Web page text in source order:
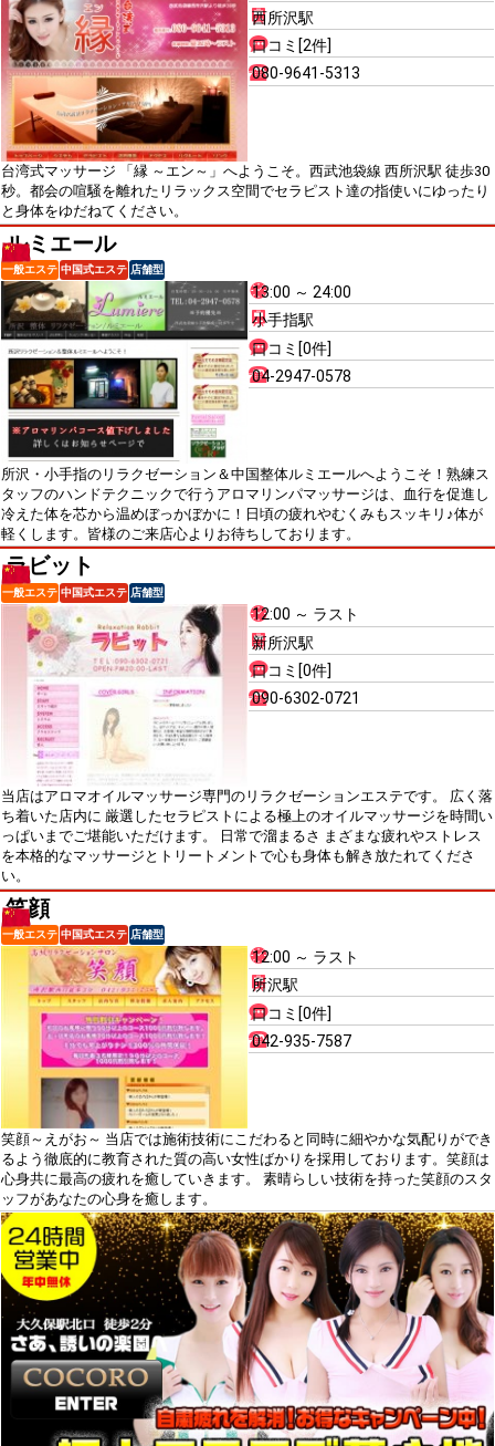
西所沢駅
口コミ[2件]
080-9641-5313
台湾式マッサージ 「縁 ～エン～」へようこそ。西武池袋線 西所沢駅 徒歩30
秒。都会の喧騒を離れたリラックス空間でセラピスト達の指使いにゆったり
と身体をゆだねてください。
ルミエール
一般エステ 中国式エステ 店舗型
13:00 ～ 24:00
小手指駅
口コミ[0件]
04-2947-0578
所沢・小手指のリラクゼーション＆中国整体ルミエールへようこそ！熟練ス
タッフのハンドテクニックで行うアロマリンパマッサージは、血行を促進し
冷えた体を芯から温めぼっかぼかに！日頃の疲れやむくみもスッキリ♪体が
軽くします。皆様のご来店心よりお待ちしております。
ラビット
一般エステ 中国式エステ 店舗型
12:00 ～ ラスト
新所沢駅
口コミ[0件]
090-6302-0721
当店はアロマオイルマッサージ専門のリラクゼーションエステです。 広く落
ち着いた店内に 厳選したセラピストによる極上のオイルマッサージを時間い
っぱいまでご堪能いただけます。 日常で溜まるさ まざまな疲れやストレス
を本格的なマッサージとトリートメントで心も身体も解き放たれてくださ
い。
笑顔
一般エステ 中国式エステ 店舗型
12:00 ～ ラスト
所沢駅
口コミ[0件]
042-935-7587
笑顔～えがお～ 当店では施術技術にこだわると同時に細やかな気配りができ
るよう徹底的に教育された質の高い女性ばかりを採用しております。笑顔は
心身共に最高の疲れを癒していきます。 素晴らしい技術を持った笑顔のスタ
ッフがあなたの心身を癒します。